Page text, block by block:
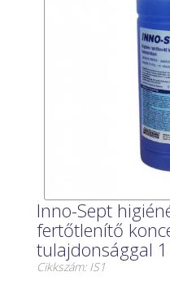
Inno-Sept
fertőtlenítő
tulajdonsággal
Cikkszám: IS1